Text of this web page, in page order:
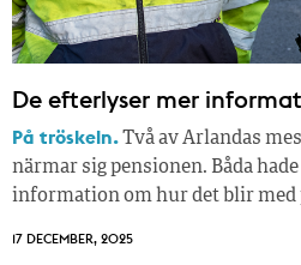
De efterlyser mer
På tröskeln.Två av Arlandas
närmar sig pensionen. Båda
information om hur det blir med
17 DECEMBER, 2025